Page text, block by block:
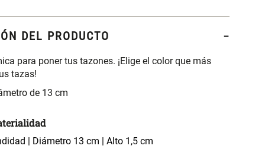
DEL PRODUCTO
para poner tus tazones. ¡Elige el color que más
tazas!
de 13 cm
| Diámetro 13 cm | Alto 1,5 cm